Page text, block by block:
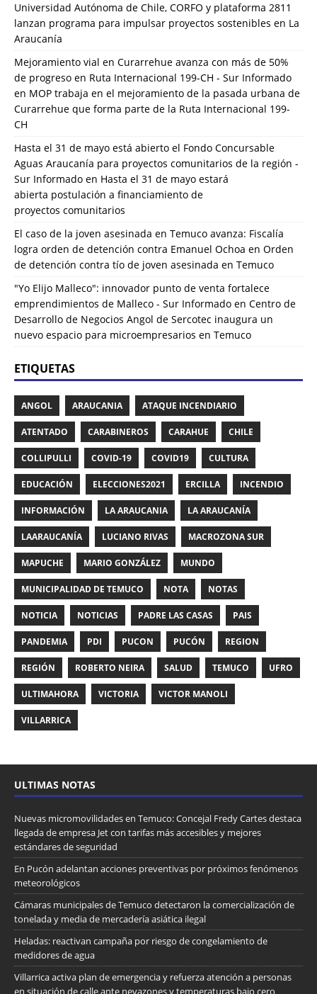
Universidad Autónoma de Chile, CORFO y plataforma 2811
lanzan programa para impulsar proyectos sostenibles en La
Araucanía
Mejoramiento vial en Curarrehue avanza con más de 50%
de progreso en Ruta Internacional 199-CH - Sur Informado
en MOP trabaja en el mejoramiento de la pasada urbana de
Curarrehue que forma parte de la Ruta Internacional 199-
CH
Hasta el 31 de mayo está abierto el Fondo Concursable
Aguas Araucanía para proyectos comunitarios de la región -
Sur Informado en Hasta el 31 de mayo estará
abierta postulación a financiamiento de
proyectos comunitarios
El caso de la joven asesinada en Temuco avanza: Fiscalía
logra orden de detención contra Emanuel Ochoa en Orden
de detención contra tío de joven asesinada en Temuco
"Yo Elijo Malleco": innovador punto de venta fortalece
emprendimientos de Malleco - Sur Informado en Centro de
Desarrollo de Negocios Angol de Sercotec inaugura un
nuevo espacio para microempresarios en Temuco
ETIQUETAS
ANGOL ARAUCANIA ATAQUE INCENDIARIO
ATENTADO CARABINEROS CARAHUE CHILE
COLLIPULLI COVID-19 COVID19 CULTURA
EDUCACIÓN ELECCIONES2021 ERCILLA INCENDIO
INFORMACIÓN LA ARAUCANIA LA ARAUCANÍA
LAARAUCANÍA LUCIANO RIVAS MACROZONA SUR
MAPUCHE MARIO GONZÁLEZ MUNDO
MUNICIPALIDAD DE TEMUCO NOTA NOTAS
NOTICIA NOTICIAS PADRE LAS CASAS PAIS
PANDEMIA PDI PUCON PUCÓN REGION
REGIÓN ROBERTO NEIRA SALUD TEMUCO UFRO
ULTIMAHORA VICTORIA VICTOR MANOLI
VILLARRICA
ULTIMAS NOTAS
Nuevas micromovilidades en Temuco: Concejal Fredy Cartes destaca
llegada de empresa Jet con tarifas más accesibles y mejores
estándares de seguridad
En Pucón adelantan acciones preventivas por próximos fenómenos
meteorológicos
Cámaras municipales de Temuco detectaron la comercialización de
tonelada y media de mercadería asiática ilegal
Heladas: reactivan campaña por riesgo de congelamiento de
medidores de agua
Villarrica activa plan de emergencia y refuerza atención a personas
en situación de calle ante nevazones y temperaturas bajo cero